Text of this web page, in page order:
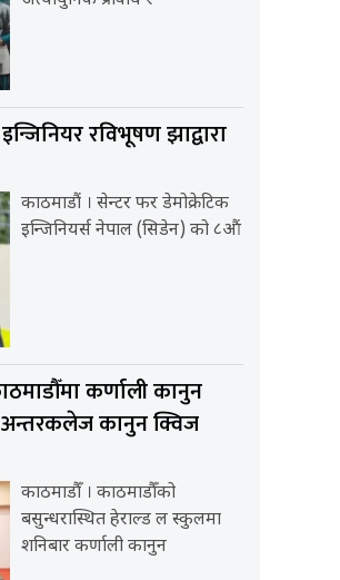
इन्जिनियर रविभूषण झाद्वारा
काठमाडौं । सेन्टर फर डेमोक्रेटिक
इन्जिनियर्स नेपाल (सिडेन) को ८औं
कर्णाली कानुन
अन्तरकलेज कानुन क्विज
काठमाडौँ । काठमाडौँको
बसुन्धरास्थित हेराल्ड ल स्कुलमा
शनिबार कर्णाली कानुन